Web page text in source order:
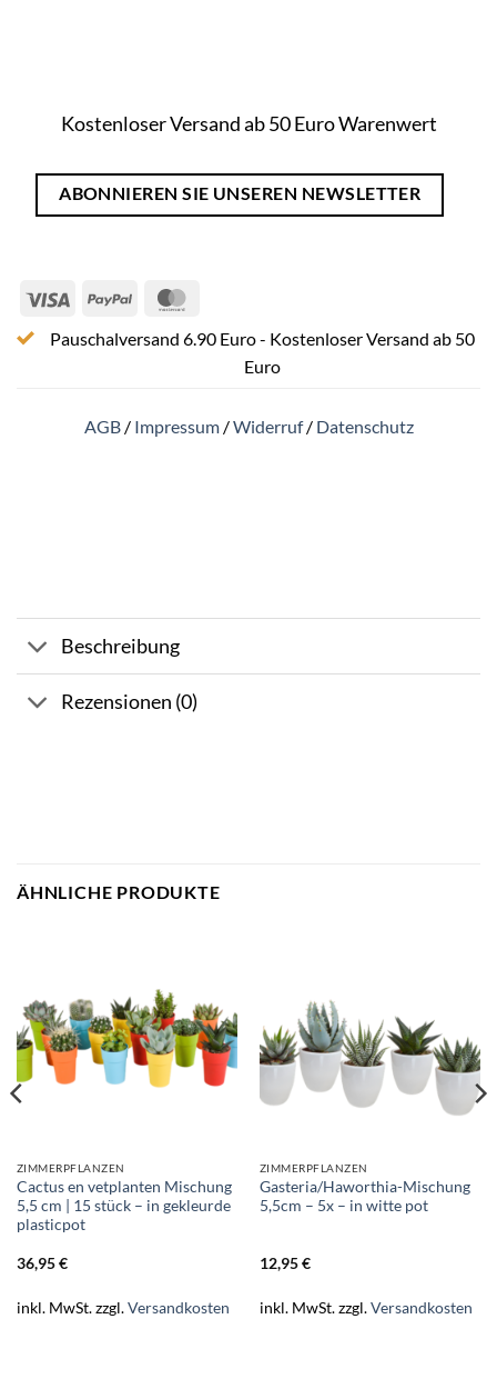
Kostenloser Versand ab 50 Euro Warenwert
ABONNIEREN SIE UNSEREN NEWSLETTER
Visa PayPal
Pauschalversand 6.90 Euro - Kostenloser Versand ab 50
Euro
AGB/ Impressum/Widerruf/ Datenschutz
Beschreibung
Rezensionen (0)
ÄHNLICHE PRODUKTE
ZIMMERPFLANZEN
Cactus en vetplanten Mischung
5,5 cm | 15 stück – in gekleurde
plasticpot
36,95€
inkl. MwSt.zzgl.Versandkosten
ZIMMERPFLANZEN
Gasteria/Haworthia-Mischung
5,5cm – 5x – in witte pot
12,95€
inkl. MwSt.zzgl.Versandkosten